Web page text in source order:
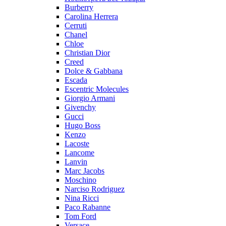
Burberry
Carolina Herrera
Cerruti
Chanel
Chloe
Christian Dior
Creed
Dolce & Gabbana
Escada
Escentric Molecules
Giorgio Armani
Givenchy
Gucci
Hugo Boss
Kenzo
Lacoste
Lancome
Lanvin
Marc Jacobs
Moschino
Narciso Rodriguez
Nina Ricci
Paco Rabanne
Tom Ford